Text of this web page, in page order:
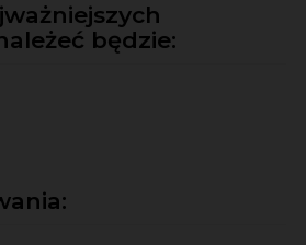
będzie: